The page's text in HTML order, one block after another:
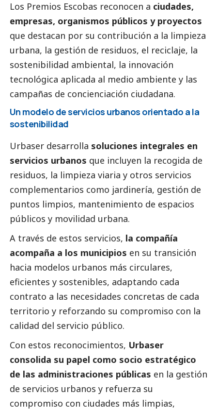
Los Premios Escobas reconocen a ciudades,
empresas, organismos públicos y proyectos
que destacan por su contribución a la limpieza
urbana, la gestión de residuos, el reciclaje, la
sostenibilidad ambiental, la innovación
tecnológica aplicada al medio ambiente y las
campañas de concienciación ciudadana.
Un modelo de servicios urbanos orientado a la
sostenibilidad
Urbaser desarrolla soluciones integrales en
servicios urbanos que incluyen la recogida de
residuos, la limpieza viaria y otros servicios
complementarios como jardinería, gestión de
puntos limpios, mantenimiento de espacios
públicos y movilidad urbana.
A través de estos servicios, la compañía
acompaña a los municipios en su transición
hacia modelos urbanos más circulares,
eficientes y sostenibles, adaptando cada
contrato a las necesidades concretas de cada
territorio y reforzando su compromiso con la
calidad del servicio público.
Con estos reconocimientos, Urbaser
consolida su papel como socio estratégico
de las administraciones públicas en la gestión
de servicios urbanos y refuerza su
compromiso con ciudades más limpias,